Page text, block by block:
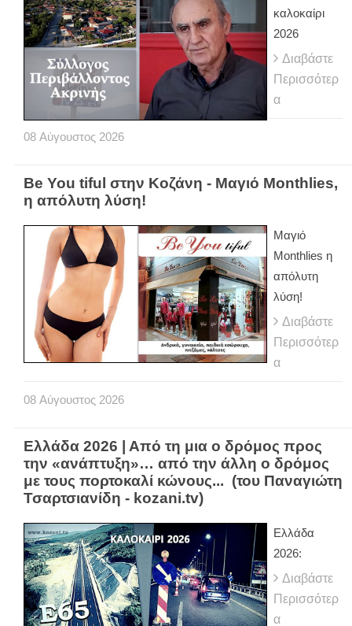
καλοκαίρι
2026
Διαβάστε
Περισσότερ
α
08 Αύγουστος 2026
Be You tiful στην Κοζάνη - Μαγιό Monthlies,
η απόλυτη λύση!
Μαγιό
Monthlies η
απόλυτη
λύση!
Διαβάστε
Περισσότερ
α
08 Αύγουστος 2026
Ελλάδα 2026 | Από τη μια ο δρόμος προς
την «ανάπτυξη»… από την άλλη ο δρόμος
με τους πορτοκαλί κώνους... (του Παναγιώτη
Τσαρτσιανίδη - kozani.tv)
Ελλάδα
2026:
Διαβάστε
Περισσότερ
α